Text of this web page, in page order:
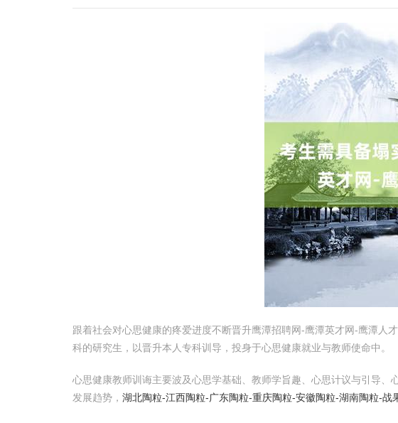
跟着社会对心思健康的疼爱进度不断晋升鹰潭招聘网-鹰潭英才网-鹰潭人
科的研究生，以晋升本人专科训导，投身于心思健康就业与教师使命中。
心思健康教师训诲主要波及心思学基础、教师学旨趣、心思计议与引导
发展趋势， 湖北陶粒-江西陶粒-广东陶粒-重庆陶粒-安徽陶粒-湖南陶粒-战